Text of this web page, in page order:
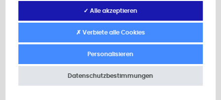
✓ Alle akzeptieren
✗ Verbiete alle Cookies
Personalisieren
Datenschutzbestimmungen